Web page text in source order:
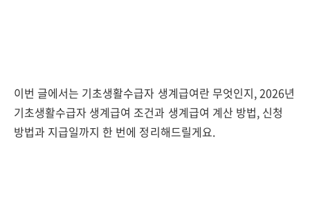
이번 글에서는 기초생활수급자 생계급여란 무엇인지, 2026년
기초생활수급자 생계급여 조건과 생계급여 계산 방법, 신청
방법과 지급일까지 한 번에 정리해드릴게요.